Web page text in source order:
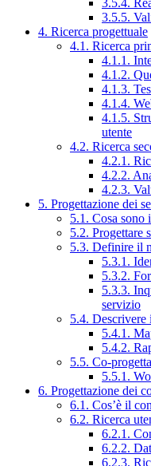
3.5.4.
3.5.5.
4. Ricerca progettuale
4.1. Ricerca
4.1.1.
4.1.2.
4.1.3.
4.1.4.
4.1.5.
utente
4.2. Ricerca
4.2.1.
4.2.2.
4.2.3.
5. Progettazione dei
5.1. Cosa sono
5.2. Progettare
5.3. Definire il
5.3.1.
5.3.2.
5.3.3.
servizio
5.4.
5.4.1.
5.4.2.
5.5. Co-
5.5.1.
6. Progettazione dei
6.1. Cos’è il
6.2. Ricerca
6.2.1.
6.2.2.
6.2.3.